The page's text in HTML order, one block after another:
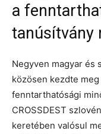
a
tanúsítvány
Negyven magyar és
közösen kezdte
fenntarthatósági
CROSSDEST
keretében valósul